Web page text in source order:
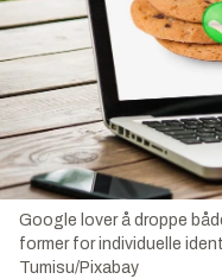
Google lover å droppe
former for individuelle
Tumisu/Pixabay